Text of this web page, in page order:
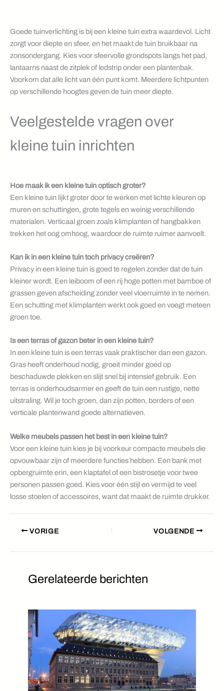
Goede tuinverlichting is bij een kleine tuin extra waardevol. Licht
zorgt voor diepte en sfeer, en het maakt de tuin bruikbaar na
zonsondergang. Kies voor sfeervolle grondspots langs het pad,
lantaarns naast de zitplek of ledstrip onder een plantenbak.
Voorkom dat alle licht van één punt komt. Meerdere lichtpunten
op verschillende hoogtes geven de tuin meer diepte.
Veelgestelde vragen over
kleine tuin inrichten
Hoe maak ik een kleine tuin optisch groter?
Een kleine tuin lijkt groter door te werken met lichte kleuren op
muren en schuttingen, grote tegels en weinig verschillende
materialen. Verticaal groen zoals klimplanten of hangbakken
trekken het oog omhoog, waardoor de ruimte ruimer aanvoelt.
Kan ik in een kleine tuin toch privacy creëren?
Privacy in een kleine tuin is goed te regelen zonder dat de tuin
kleiner wordt. Een leiboom of een rij hoge potten met bamboe of
grassen geven afscheiding zonder veel vloerruimte in te nemen.
Een schutting met klimplanten werkt ook goed en voegt meteen
groen toe.
Is een terras of gazon beter in een kleine tuin?
In een kleine tuin is een terras vaak praktischer dan een gazon.
Gras heeft onderhoud nodig, groeit minder goed op
beschaduwde plekken en slijt snel bij intensief gebruik. Een
terras is onderhoudsarmer en geeft de tuin een rustige, nette
uitstraling. Wil je toch groen, dan zijn potten, borders of een
verticale plantenwand goede alternatieven.
Welke meubels passen het best in een kleine tuin?
Voor een kleine tuin kies je bij voorkeur compacte meubels die
opvouwbaar zijn of meerdere functies hebben. Een bank met
opbergruimte erin, een klaptafel of een bistrosetje voor twee
personen passen goed. Kies voor één stijl en vermijd te veel
losse stoelen of accessoires, want dat maakt de ruimte drukker.
VORIGE VOLGENDE
Gerelateerde berichten